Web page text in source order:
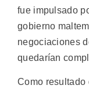
fue impulsado
gobierno
negociaciones
quedarían
Como resultado